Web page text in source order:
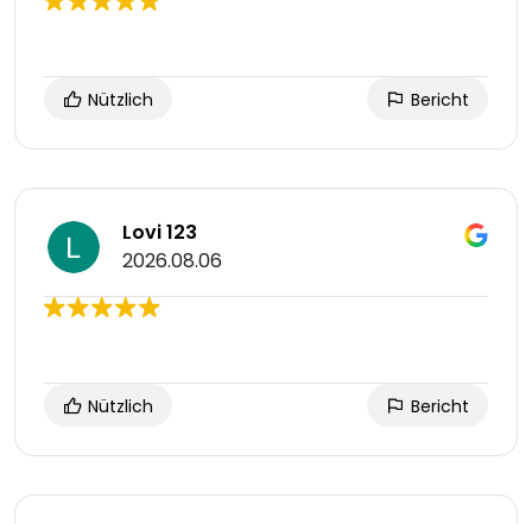
Nützlich Bericht
Lovi 123
2026.08.06
Nützlich Bericht